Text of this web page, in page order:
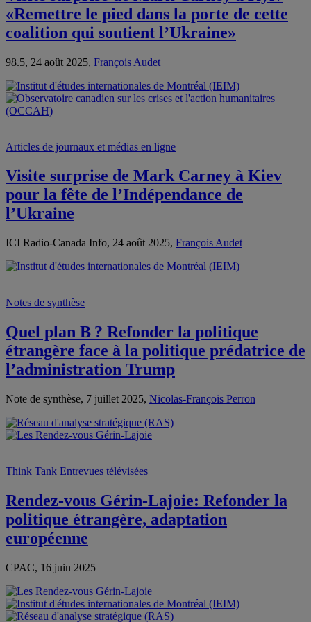
«Remettre le pied dans la porte de cette
coalition qui soutient l’Ukraine»
98.5, 24 août 2025, François Audet
Articles de journaux et médias en ligne
Visite surprise de Mark Carney à Kiev
pour la fête de l’Indépendance de
l’Ukraine
ICI Radio-Canada Info, 24 août 2025, François Audet
Notes de synthèse
Quel plan B ? Refonder la politique
étrangère face à la politique prédatrice de
l’administration Trump
Note de synthèse, 7 juillet 2025, Nicolas-François Perron
Think Tank Entrevues télévisées
Rendez-vous Gérin-Lajoie: Refonder la
politique étrangère, adaptation
européenne
CPAC, 16 juin 2025